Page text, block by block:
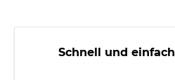
Schnell und einfach